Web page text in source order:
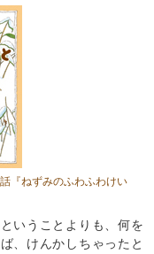
『ねずみのふわふわけい
いうことよりも、何を
、けんかしちゃったと